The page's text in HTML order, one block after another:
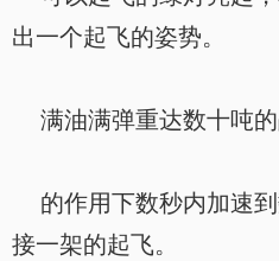
出一个起飞的姿势。
满油满弹重达数十吨
的作用下数秒内加速
接一架的起飞。